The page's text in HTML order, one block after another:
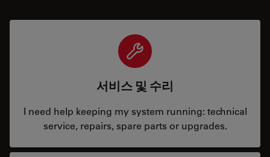
서비스 및 수리
I need help keeping my system running: technical
service, repairs, spare parts or upgrades.